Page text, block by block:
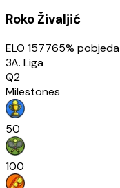
Roko Živaljić
ELO 157765% pobjeda
3A. Liga
Q2
Milestones
50
100